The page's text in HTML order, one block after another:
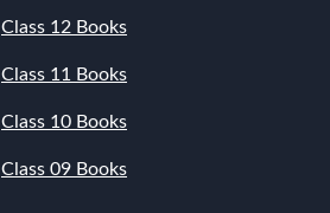
Class 12 Books
Class 11 Books
Class 10 Books
Class 09 Books